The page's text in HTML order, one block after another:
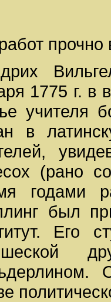
1775 г. в
учителя
в
(рано
годами
был
Его